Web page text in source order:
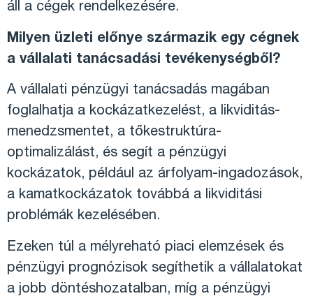
áll a cégek rendelkezésére.
Milyen üzleti előnye származik egy cégnek
a vállalati tanácsadási tevékenységből?
A vállalati pénzügyi tanácsadás magában
foglalhatja a kockázatkezelést, a likviditás-
menedzsmentet, a tőkestruktúra-
optimalizálást, és segít a pénzügyi
kockázatok, például az árfolyam-ingadozások,
a kamatkockázatok továbbá a likviditási
problémák kezelésében.
Ezeken túl a mélyreható piaci elemzések és
pénzügyi prognózisok segíthetik a vállalatokat
a jobb döntéshozatalban, míg a pénzügyi